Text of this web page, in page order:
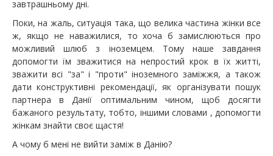
завтрашньому дні.
Поки, на жаль, ситуація така, що велика частина жінки все
ж, якщо не наважилися, то хоча б замислюються про
можливий шлюб з іноземцем. Тому наше завдання
допомогти їм зважитися на непростий крок в їх житті,
зважити всі "за" і "проти" іноземного заміжжя, а також
дати конструктивні рекомендації, як організувати пошук
партнера в Данії оптимальним чином, щоб досягти
бажаного результату, тобто, іншими словами , допомогти
жінкам знайти своє щастя!
А чому б мені не вийти заміж в Данію?